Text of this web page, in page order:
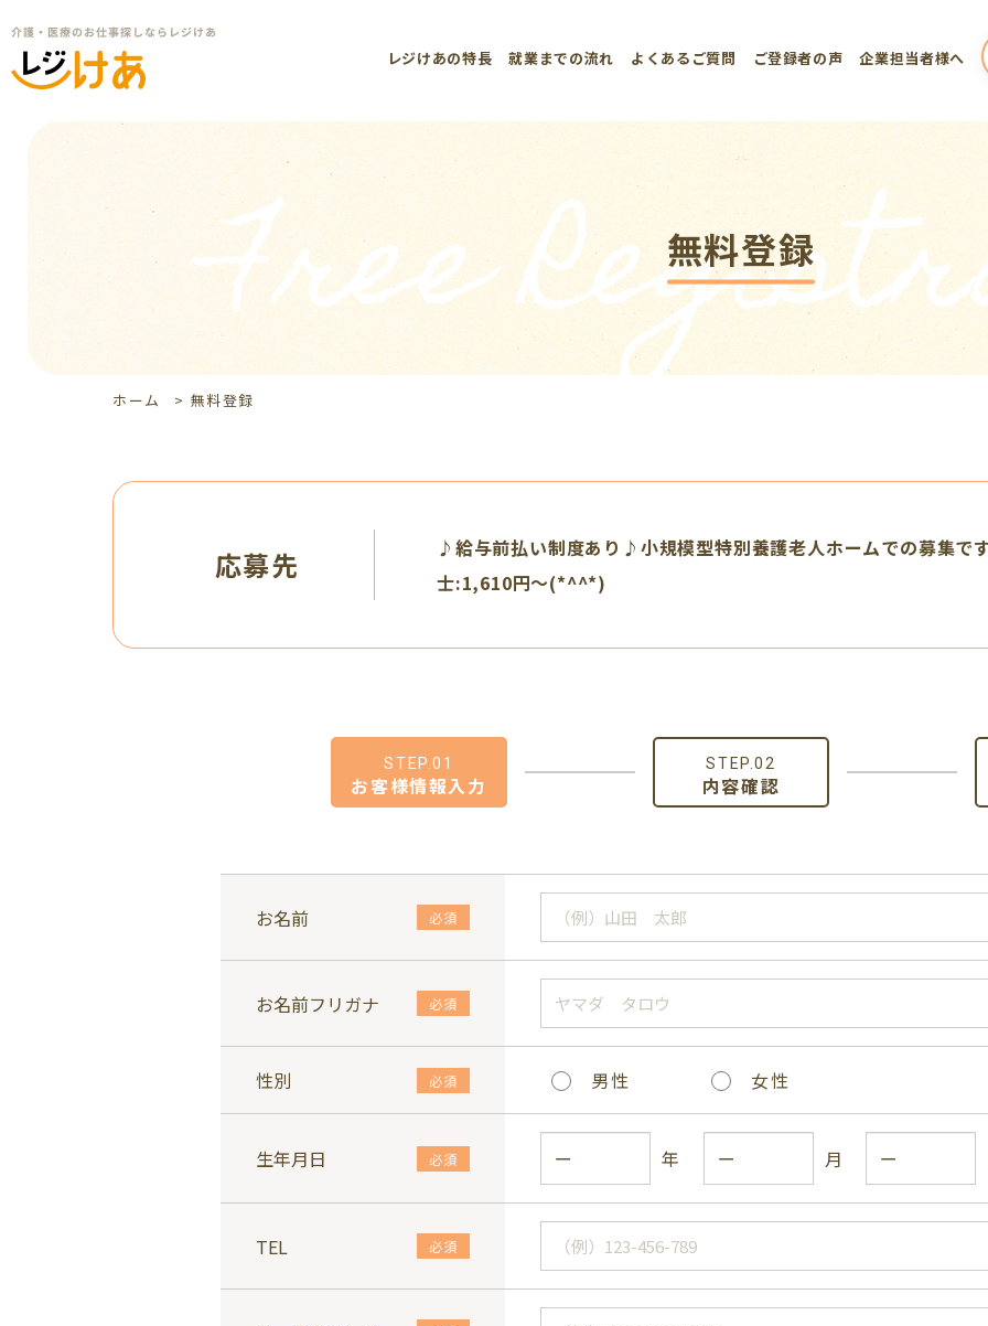
レジけあの特長 就業までの流れ よくあるご質問 ご登録者の声 企業担当者様へ
無料登録
Free
ホーム > 無料登録
応募先
♪給与前払い制度あり♪小規模型特別養護老人ホームでの募集
士:1,610円～(*^^*)
STEP.01
お客様情報入力
STEP.02
内容確認
お名前 必須
お名前フリガナ 必須
性別 必須 男性 女性
生年月日 必須 年 月
TEL 必須